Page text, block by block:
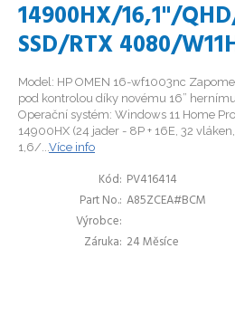
14900HX/16,1"/
SSD/RTX 4080/
Model: HP OMEN 16-wf1003nc
pod kontrolou díky novému 16”
Operační systém: Windows 11 Home
14900HX (24 jader - 8P + 16E, 32
1,6/...Více info
Kód PV416414
Part No. A85ZCEA#BCM
Výrobce
Záruka 24 Měsíce